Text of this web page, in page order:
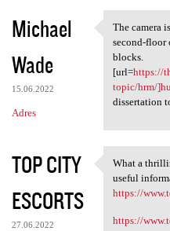
Michael
Wade
15.06.2022
Adres
The
The camera
second-floor
blocks.
[url=https://
topic/hrm/
dissertation
TOP CITY
ESCORTS
27.06.2022
What a
What a
useful
https://
https://